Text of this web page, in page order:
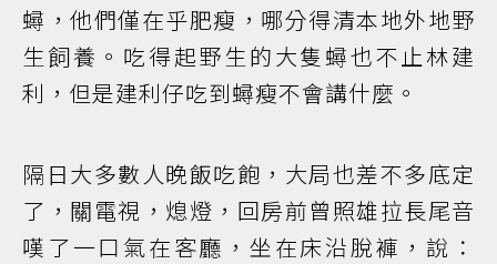
蟳，他們僅在乎肥瘦，哪分得清本地外地野
生飼養。吃得起野生的大隻蟳也不止林建
利，但是建利仔吃到蟳瘦不會講什麼。
隔日大多數人晚飯吃飽，大局也差不多底定
了，關電視，熄燈，回房前曾照雄拉長尾音
嘆了一口氣在客廳，坐在床沿脫褲，說：